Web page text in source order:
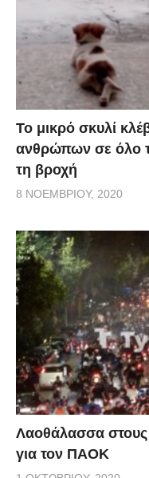
Το μικρό σκυλί
ανθρώπων σε όλο
τη βροχή
8 ΝΟΕΜΒΡΊΟΥ, 2020
Λαοθάλασσα
για τον ΠΑΟΚ